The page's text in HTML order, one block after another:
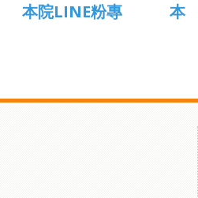
本院LINE粉專
本